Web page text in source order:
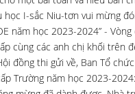
học I-sắc Niu-tơn vui mừng
năm học 2023-2024” -
cùng các anh chị khối trên
đồng thi gửi về, Ban Tổ
Trường năm học 2023-2024: